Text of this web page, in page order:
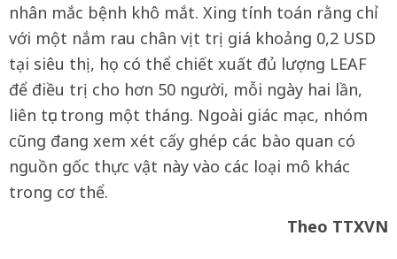
nhân mắc bệnh khô mắt. Xing tính toán rằng chỉ
với một nắm rau chân vịt trị giá khoảng 0,2 USD
tại siêu thị, họ có thể chiết xuất đủ lượng LEAF
để điều trị cho hơn 50 người, mỗi ngày hai lần,
liên tục trong một tháng. Ngoài giác mạc, nhóm
cũng đang xem xét cấy ghép các bào quan có
nguồn gốc thực vật này vào các loại mô khác
trong cơ thể.
Theo TTXVN